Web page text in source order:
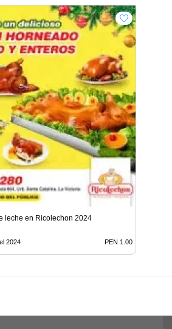
leche en Ricolechon 2024
2024 PEN 1.00